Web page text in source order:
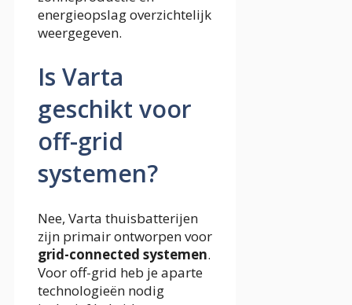
energieopslag overzichtelijk
weergegeven.
Is Varta
geschikt voor
off-grid
systemen?
Nee, Varta thuisbatterijen
zijn primair ontworpen voor
grid-connected systemen.
Voor off-grid heb je aparte
technologieën nodig